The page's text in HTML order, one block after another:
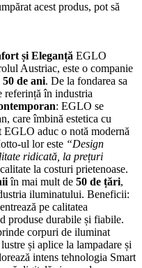
acest produs, pot să
și Eleganță EGLO
Austriac, este o companie
50 de ani. De la fondarea sa
referință în industria
: EGLO se
care îmbină estetica cu
aduc o notă modernă
ul lor este “Design
ridicată, la prețuri
la costuri prietenoase.
în mai mult de 50 de țări,
iluminatului. Beneficii:
pe calitatea
produse durabile și fiabile.
corpuri de iluminat
și aplice la lampadare și
intens tehnologia Smart